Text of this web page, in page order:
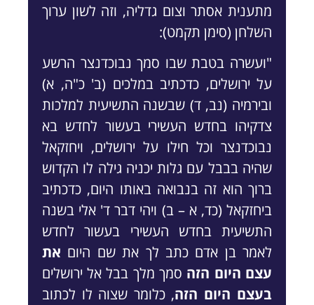
מתענית אסתר וצום גדליה, וזה לשון ערוך
השלחן (סימן תקמט):
"ועשרה בטבת שבו סמך נבוכדנצר הרשע
על ירושלים, כדכתיב במלכים (ב' כ"ה, א)
ובירמיה (נב, ד) שבשנה התשיעית למלכות
צדקיהו בחדש העשירי בעשור לחדש בא
נבוכדנצר וכל חילו על ירושלים, ויחזקאל
שהיה בבבל עם גלות יכניה גילה לו הקדוש
ברוך הוא זה בנבואה באותו היום, כדכתיב
ביחזקאל (כד, א – ב) ויהי דבר ד' אלי בשנה
התשיעית בחדש העשירי בעשור לחדש
לאמר בן אדם כתב לך את שם היום את
עצם היום הזה סמך מלך בבל אל ירושלים
בעצם היום הזה, כלומר שצוה לו לכתוב